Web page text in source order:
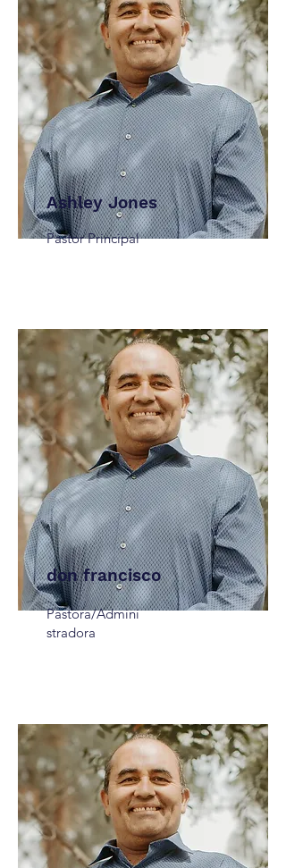
Ashley Jones
Pastor Principal
don francisco
Pastora/Admini
stradora